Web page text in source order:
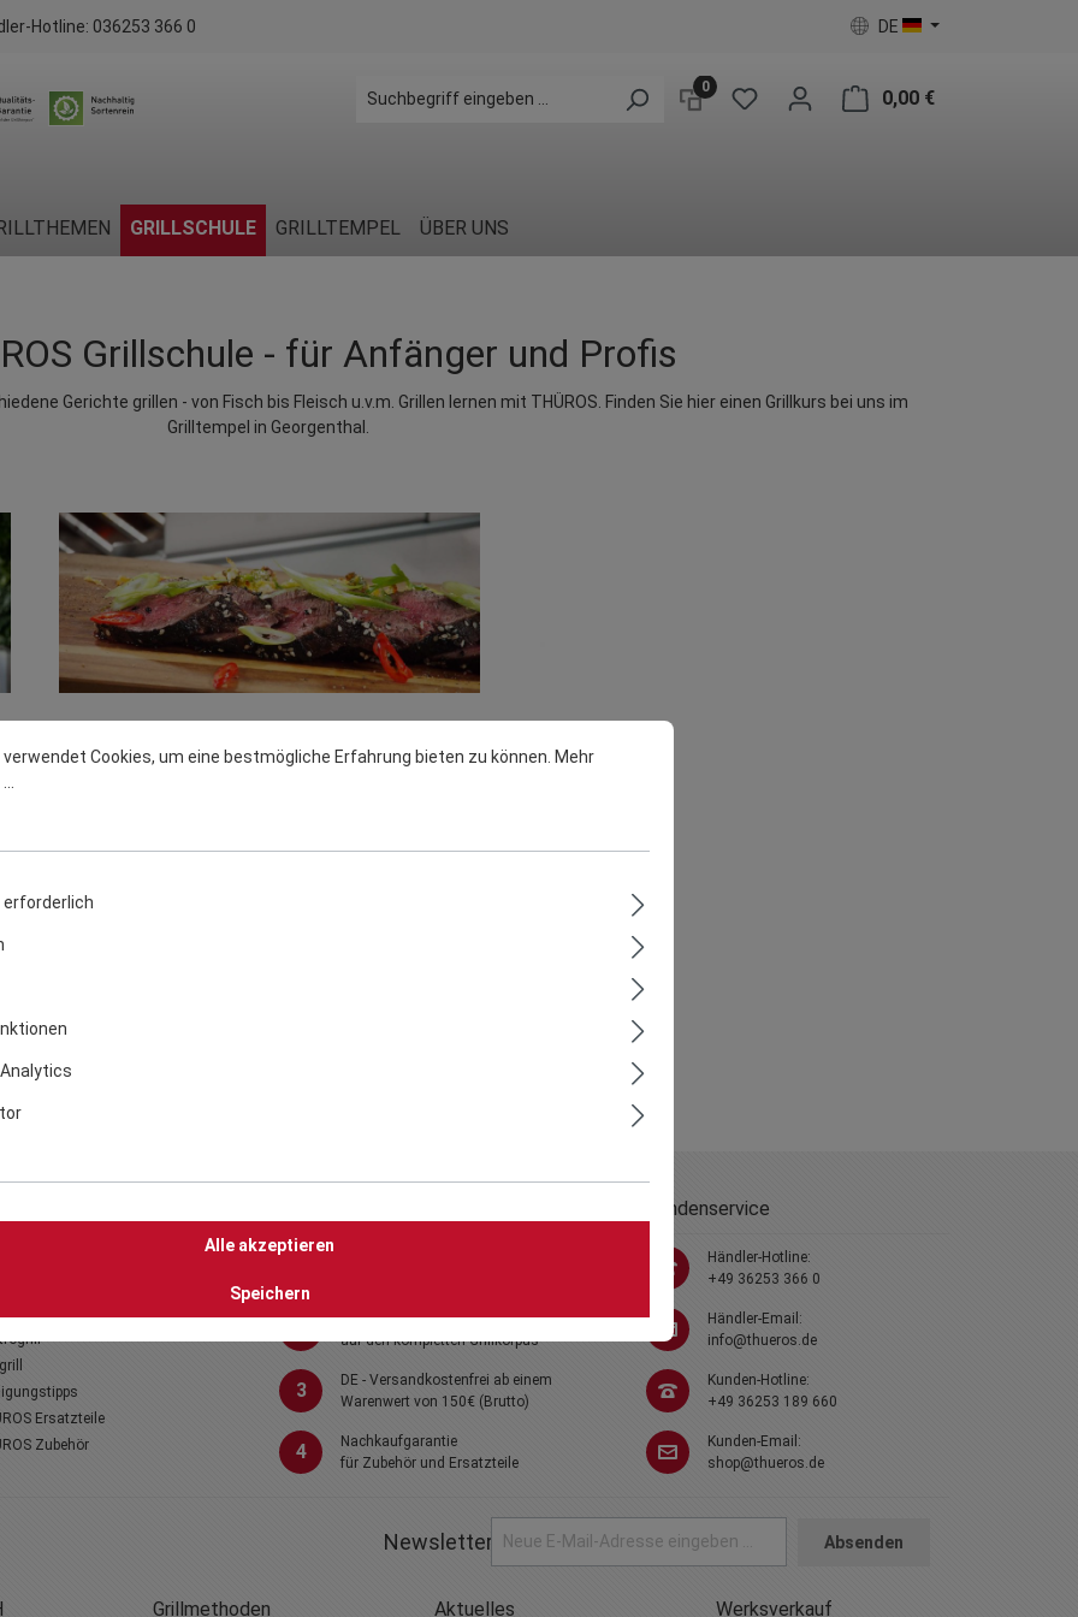
Hotline: 036253 366 0 DE
0 0,00 €
GRILLSCHULE GRILLTEMPEL ÜBER UNS
Grillschule - für Anfänger und Profis
Gerichte grillen - von Fisch bis Fleisch u.v.m. Grillen lernen mit THÜROS. Finden Sie hier einen Grillkurs bei uns im
Grilltempel in Georgenthal.
Ersatzteile
Zubehör
25 Jahre Qualitätsgarantie
auf den kompletten Grillkorpus
3
DE - Versandkostenfrei ab einem
Warenwert von 150€ (Brutto)
4
Nachkaufgarantie
für Zubehör und Ersatzteile
Kundenservice
Händler-Hotline:
+49 36253 366 0
Händler-Email:
info@thueros.de
Kunden-Hotline:
+49 36253 189 660
Kunden-Email:
shop@thueros.de
Grillmethoden Aktuelles Werksverkauf
Newsletter Absenden
Cookies, um eine bestmögliche Erfahrung bieten zu können. Mehr
Alle akzeptieren
Speichern